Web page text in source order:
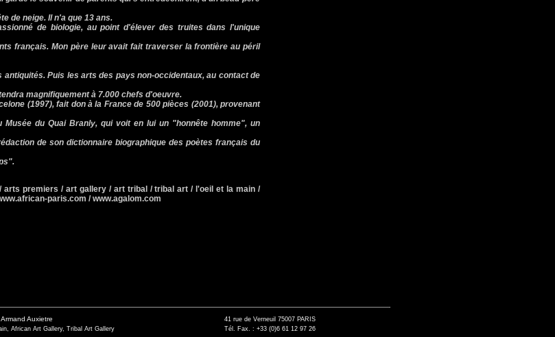
de neige. Il n'a que 13 ans.
de biologie, au point d'élever des truites dans l'unique
français. Mon père leur avait fait traverser la frontière au péril
Puis les arts des pays non-occidentaux, au contact de
magnifiquement à 7.000 chefs d'oeuvre.
(1997), fait don à la France de 500 pièces (2001), provenant
Musée du Quai Branly, qui voit en lui un "honnête homme", un
de son dictionnaire biographique des poètes français du
premiers / art gallery / art tribal / tribal art / l'oeil et la main /
paris.com / www.agalom.com
Auxietre
African Art Gallery, Tribal Art Gallery
41 rue de Verneuil 75007 PARIS
Tél. Fax. : +33 (0)6 61 12 97 26